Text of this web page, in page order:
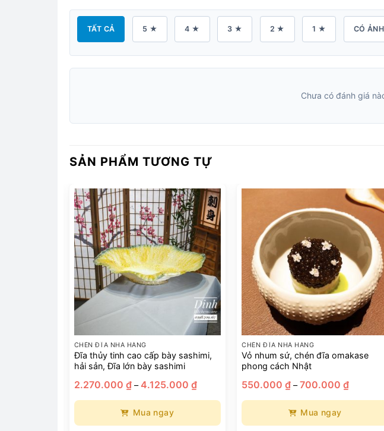
TẤT CẢ 5 ★ 4 ★ 3 ★ 2 ★ 1 ★ CÓ ẢNH
Chưa có đánh giá
SẢN PHẨM TƯƠNG TỰ
CHÉN ĐĨA NHÀ HÀNG
Đĩa thủy tinh cao cấp bày sashimi,
hải sản, Đĩa lớn bày sashimi
2.270.000 ₫ – 4.125.000 ₫Khoảng
giá:
2.270.000 ₫
4.125.000 ₫
Mua ngay
CHÉN ĐĨA NHÀ HÀNG
Vỏ nhum sứ, chén đĩa omakase
phong cách Nhật
550.000₫ – 700.000₫Khoảng
550.000
700.000
Mua ngay